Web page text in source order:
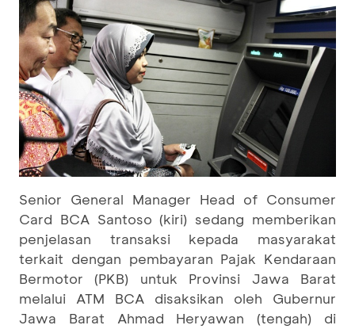
Senior General Manager Head of Consumer
Card BCA Santoso (kiri) sedang memberikan
penjelasan transaksi kepada masyarakat
terkait dengan pembayaran Pajak Kendaraan
Bermotor (PKB) untuk Provinsi Jawa Barat
melalui ATM BCA disaksikan oleh Gubernur
Jawa Barat Ahmad Heryawan (tengah) di